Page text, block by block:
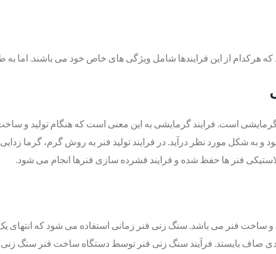
هرکدام از این فرایندها شامل ویژگی های خاص خود می باشند. اما
است. فرایند گرمایشی به این معنی است که هنگام تولید و ساخت
شکل مورد نظر درآید. در فرایند تولید فنر به روش گرم، گرما
فنر ها حفظ شده و فرایند فشرده سازی فنرها انجام می شود.
و ساخت فنر می باشد. سنگ زنی فنر زمانی استفاده می شود که انتهای